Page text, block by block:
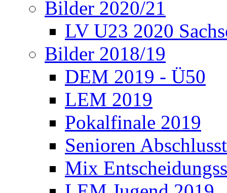
Bilder 2020/21
LV U23 2020
Bilder 2018/19
DEM 2019 - Ü50
LEM 2019
Pokalfinale 2019
Senioren
Mix